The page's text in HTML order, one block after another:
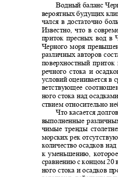
Водный баланс
вероятных будущих
чался в достаточно
Известно, что в
приток пресных вод в
Черного моря
различных авторов
поверхностный
речного стока и
условий оценивается
ветствующее
ного стока над
ствием относительно
Что касается
выполненные
чимые тренды
морских рек
количество осадков
к уменьшению,
сравнению с концом 20
ного стока и осадков